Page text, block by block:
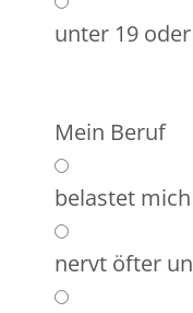
unter 19
Mein Beruf
belastet
nervt öfter